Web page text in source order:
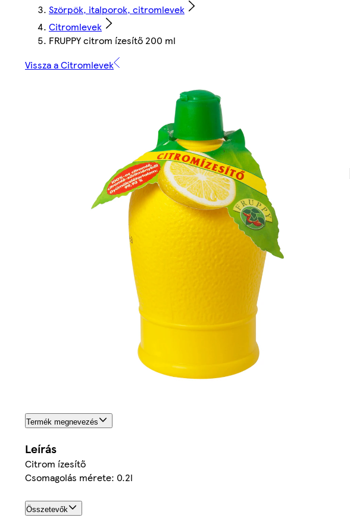
Szörpök, italporok, citromlevek
Citromlevek
FRUPPY citrom ízesítő 200 ml
Vissza a Citromlevek
Termék megnevezés
Leírás
Citrom ízesítő
Csomagolás mérete: 0.2l
Összetevők